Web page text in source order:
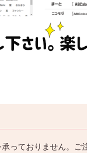
っておりません。ご